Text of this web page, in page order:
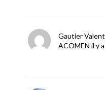
Gautier
ACOMEN il y